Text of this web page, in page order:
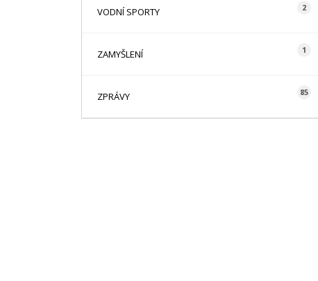
VODNÍ SPORTY 2
ZAMYŠLENÍ 1
ZPRÁVY 85